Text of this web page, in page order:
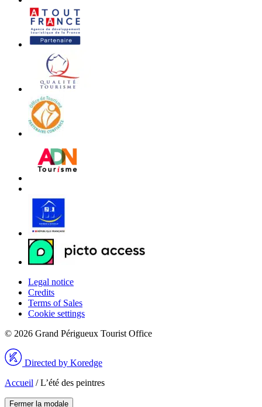
Legal notice
Credits
Terms of Sales
Cookie settings
© 2026 Grand Périgueux Tourist Office
Directed by Koredge
Accueil /L’été des peintres
Fermer la modale